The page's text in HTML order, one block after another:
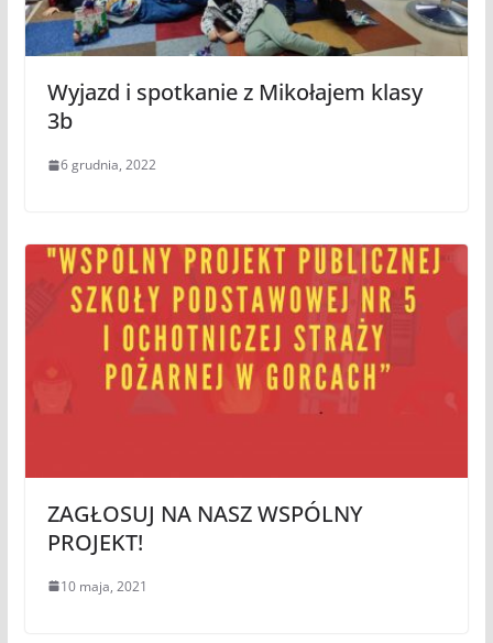
Wyjazd i spotkanie z Mikołajem klasy
3b
6 grudnia, 2022
ZAGŁOSUJ NA NASZ WSPÓLNY
PROJEKT!
10 maja, 2021